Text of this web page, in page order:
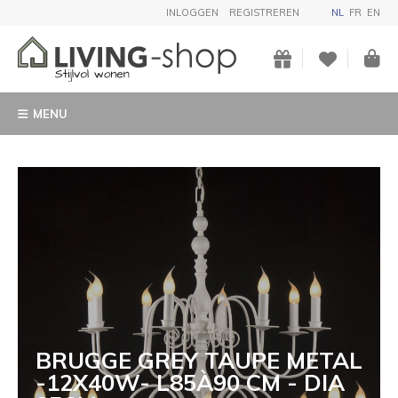
INLOGGEN REGISTREREN NL FR EN
MENU
BRUGGE GREY TAUPE METAL
-12X40W- L85À90 CM - DIA